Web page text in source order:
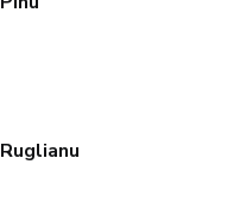
Ruglianu